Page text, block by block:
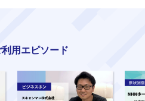
用エピソード